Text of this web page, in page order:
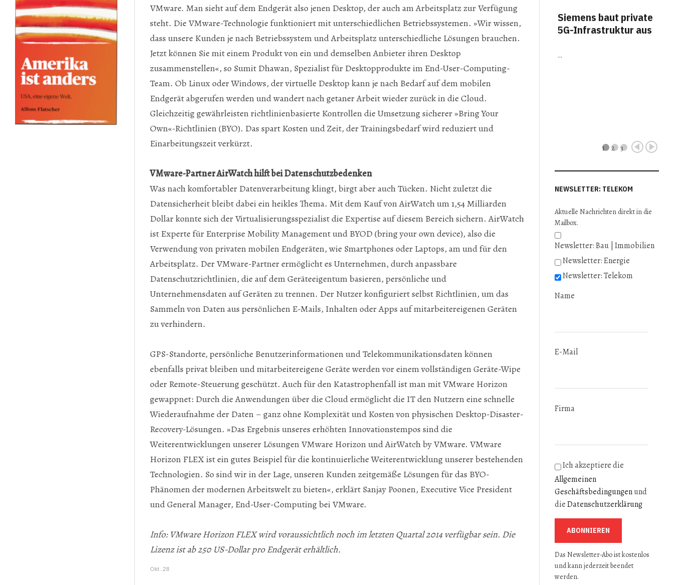
VMware. Man sieht auf dem Endgerät also jenen Desktop, der auch am Arbeitsplatz zur Verfügung
steht. Die VMware-Technologie funktioniert mit unterschiedlichen Betriebssys­temen. »Wir wissen,
dass unsere Kunden je nach Betriebssystem und Arbeitsplatz unterschiedliche Lösungen brauchen.
Jetzt können Sie mit einem Produkt von ein und demselben Anbieter ihren Desktop
zusammenstellen«, so Sumit Dhawan, Spezialist für Desktopprodukte im End-User-Computing-
Team. Ob Linux oder Windows, der virtuelle Desktop kann je nach Bedarf auf dem mobilen
Endgerät abgerufen werden und wandert nach getaner Arbeit wieder zurück in die Cloud.
Gleichzeitig gewährleisten richtlinienbasierte Kontrollen die Umsetzung sicherer »Bring Your
Own«-Richtlinien (BYO). Das spart Kosten und Zeit, der Trainingsbedarf wird reduziert und
Einarbeitungszeit verkürzt.
VMware-Partner AirWatch hilft bei Datenschutzbedenken
Was nach komfortabler Datenverarbeitung klingt, birgt aber auch Tücken. Nicht zuletzt die
Datensicherheit bleibt dabei ein heikles Thema. Mit dem Kauf von AirWatch um 1,54 Milliarden
Dollar konnte sich der Virtualisierungsspezialist die Expertise auf diesem Bereich sichern. AirWatch
ist Experte für Enterprise Mobility Management und BYOD (bring your own device), also die
Verwendung von privaten mobilen Endgeräten, wie Smartphones oder Laptops, am und für den
Arbeitsplatz. Der VMware-Partner ermöglicht es Unternehmen, durch anpassbare
Datenschutzrichtlinien, die auf dem Geräteeigentum basieren, persönliche und
Unternehmensdaten auf Geräten zu trennen. Der Nutzer konfiguriert selbst Richtlinien, um das
Sammeln von Daten aus persönlichen E-Mails, Inhalten oder Apps auf mitarbeitereigenen Geräten
zu verhindern.
GPS-Standorte, persönliche Benutzerinformationen und Telekommunikationsdaten können
ebenfalls privat bleiben und mitarbeitereigene Geräte werden vor einem vollständigen Geräte-Wipe
oder Remote-Steuerung geschützt. Auch für den Katastrophenfall ist man mit VMware Horizon
gewappnet: Durch die Anwendungen über die Cloud ermöglicht die IT den Nutzern eine schnelle
Wiederaufnahme der Daten – ganz ohne Komplexität und Kosten von physischen Desktop-Disaster-
Recovery-Lösungen. »Das Ergebnis unseres erhöhten Innovationstempos sind die
Weiterentwicklungen unserer Lösungen VMware Horizon und AirWatch by VMware. VMware
Horizon FLEX ist ein gutes Beispiel für die kontinuierliche Weiterentwicklung unserer bestehenden
Technologien. So sind wir in der Lage, unseren Kunden zeitgemäße Lösungen für das BYO-
Phänomen der modernen Arbeitswelt zu bieten«, erklärt Sanjay Poonen, Executive Vice President
und General Manager, End-User-Computing bei VMware.
Info: VMware Horizon FLEX wird voraussichtlich noch im letzten Quartal 2014 verfügbar sein. Die
Lizenz ist ab 250 US-Dollar pro Endgerät erhältlich.
Okt..28
Siemens baut private
5G-Infrastruktur aus
…
1 2 3
Prev Next
NEWSLETTER: TELEKOM
Aktuelle Nachrichten direkt in die
Mailbox.
Newsletter: Bau | Immobilien
Newsletter: Energie
Newsletter: Telekom
Name
E-Mail
Firma
Ich akzeptiere die
Allgemeinen
Geschäftsbedingungenund
dieDatenschutzerklärung
ABONNIEREN
Das Newsletter-Abo ist kostenlos
und kann jederzeit beendet
werden.